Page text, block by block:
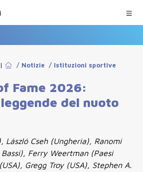
| / Notizie / Istituzioni sportive
Fame 2026:
del nuoto
László Cseh (Ungheria), Ranomi
Ferry Weertman (Paesi
Gregg Troy (USA), Stephen A.